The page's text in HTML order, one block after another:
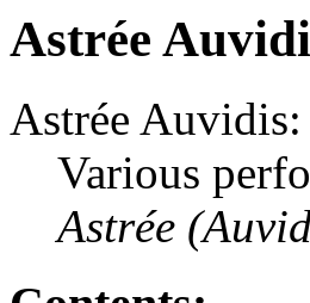
Astrée
Astrée Auvidis:
Various
Astrée